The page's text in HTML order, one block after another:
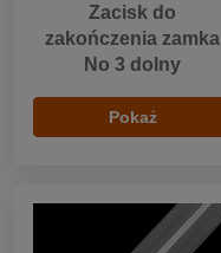
Zacisk do
zakończenia zamka
No 3 dolny
Pokaż